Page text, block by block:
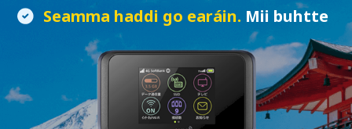
Seamma haddi go earáin. Mii buhtte